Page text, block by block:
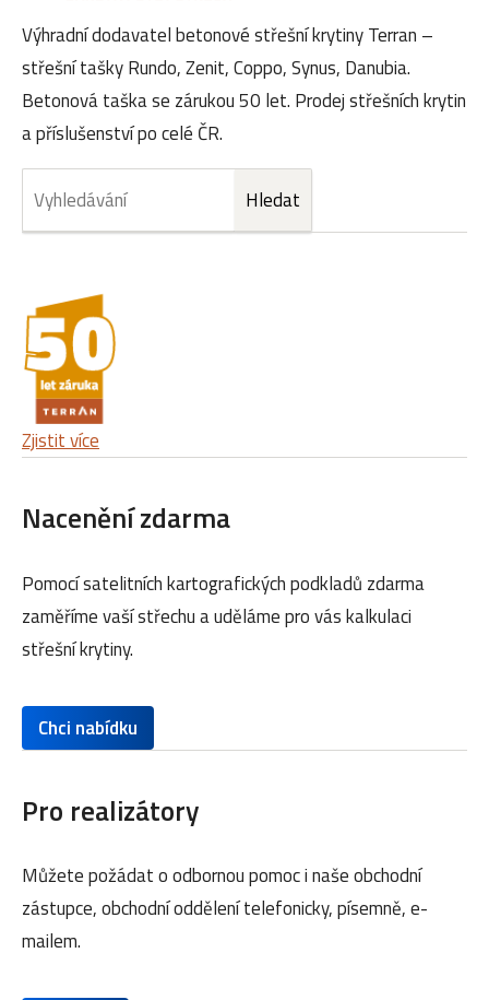
Výhradní dodavatel betonové střešní krytiny Terran –
střešní tašky Rundo, Zenit, Coppo, Synus, Danubia.
Betonová taška se zárukou 50 let. Prodej střešních krytin
a příslušenství po celé ČR.
Zjistit více
Nacenění zdarma
Pomocí satelitních kartografických podkladů zdarma
zaměříme vaší střechu a uděláme pro vás kalkulaci
střešní krytiny.
Chci nabídku
Pro realizátory
Můžete požádat o odbornou pomoc i naše obchodní
zástupce, obchodní oddělení telefonicky, písemně, e-
mailem.